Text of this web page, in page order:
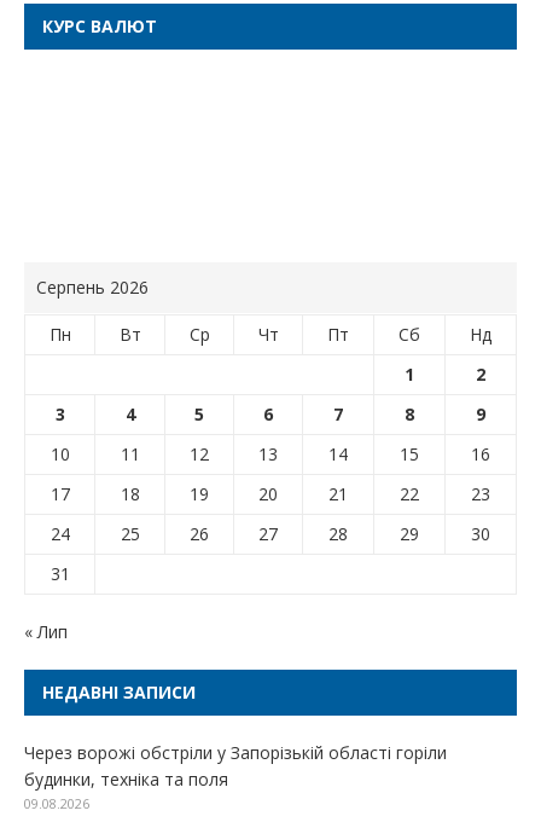
КУРС ВАЛЮТ
Серпень 2026
Пн Вт Ср Чт Пт Сб
Нд
1
2
3
4 5 6 7 8
9
10
11 12 13 14 15
16
17
18 19 20 21 22
23
24
25 26 27 28 29
30
31
« Лип
НЕДАВНІ ЗАПИСИ
Через ворожі обстріли у Запорізькій області горіли
будинки, техніка та поля
09.08.2026